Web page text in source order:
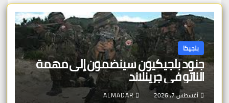
بلجيكا
جنود بلجيكيون سينضمون إلى مهمة
الناتو في جرينلاند
أغسطس 7, 2026 ALMADAR